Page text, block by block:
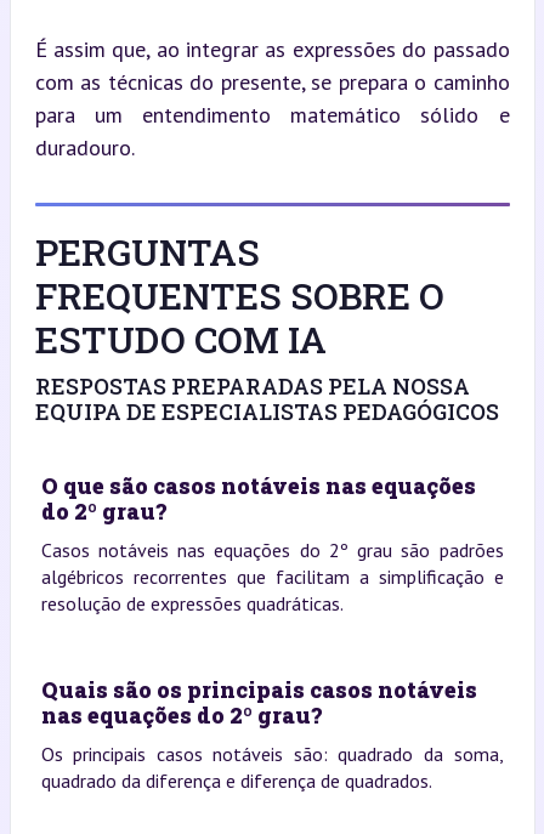
É assim que, ao integrar as expressões do passado
com as técnicas do presente, se prepara o caminho
para um entendimento matemático sólido e
duradouro.
PERGUNTAS
FREQUENTES SOBRE O
ESTUDO COM IA
RESPOSTAS PREPARADAS PELA NOSSA
EQUIPA DE ESPECIALISTAS PEDAGÓGICOS
O que são casos notáveis nas equações
do 2º grau?
Casos notáveis nas equações do 2º grau são padrões
algébricos recorrentes que facilitam a simplificação e
resolução de expressões quadráticas.
Quais são os principais casos notáveis
nas equações do 2º grau?
Os principais casos notáveis são: quadrado da soma,
quadrado da diferença e diferença de quadrados.